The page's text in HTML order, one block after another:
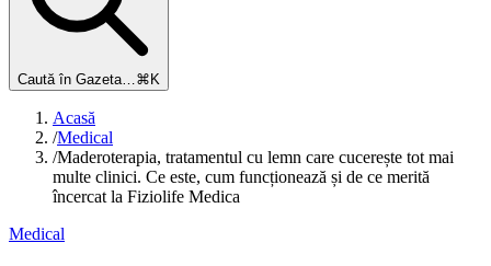
Caută în Gazeta…⌘K
Acasă
/Medical
/Maderoterapia, tratamentul cu lemn care cucerește tot mai
multe clinici. Ce este, cum funcționează și de ce merită
încercat la Fiziolife Medica
Medical